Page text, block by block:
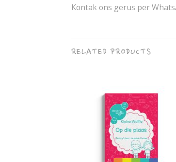
Kontak ons gerus per
RELATED PRODUCTS